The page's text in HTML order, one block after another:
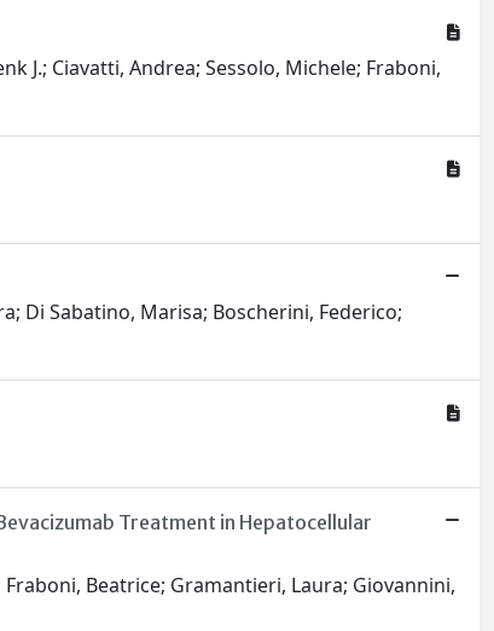
J.; Ciavatti, Andrea; Sessolo, Michele; Fraboni,
Di Sabatino, Marisa; Boscherini, Federico;
Treatment in Hepatocellular
Beatrice; Gramantieri, Laura; Giovannini,